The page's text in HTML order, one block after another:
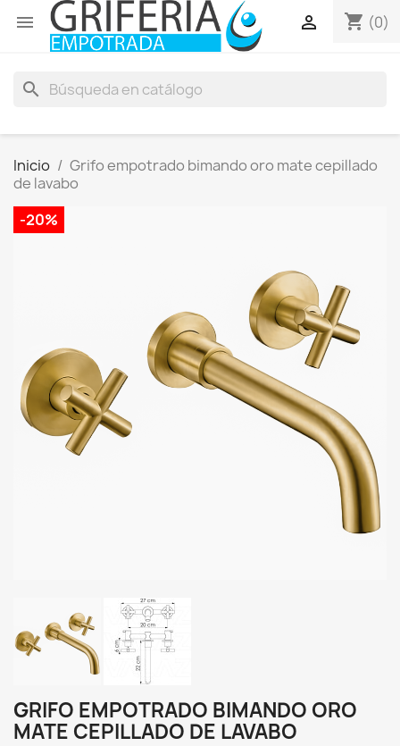
 shopping_cart (0)

search
Inicio
Grifo empotrado bimando oro mate cepillado
de lavabo
-20%
GRIFO EMPOTRADO BIMANDO ORO
MATE CEPILLADO DE LAVABO